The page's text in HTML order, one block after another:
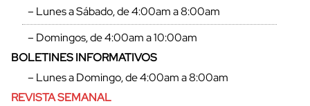
– Lunes a Sábado, de 4:00am a 8:00am
– Domingos, de 4:00am a 10:00am
BOLETINES INFORMATIVOS
– Lunes a Domingo, de 4:00am a 8:00am
REVISTA SEMANAL